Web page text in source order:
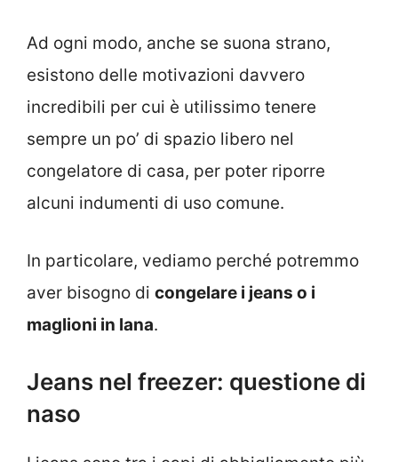
Ad ogni modo, anche se suona strano,
esistono delle motivazioni davvero
incredibili per cui è utilissimo tenere
sempre un po’ di spazio libero nel
congelatore di casa, per poter riporre
alcuni indumenti di uso comune.
In particolare, vediamo perché potremmo
aver bisogno di congelare i jeans o i
maglioni in lana.
Jeans nel freezer: questione di
naso